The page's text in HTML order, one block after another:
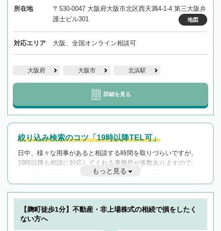
所在地
〒530-0047 大阪府大阪市北区西天満4-1-4 第三大阪弁
護士ビル301
地図
対応エリア 大阪、全国オンライン相談可
大阪府 大阪市 北浜駅
詳細を見る
絞り込み検索のコツ「19時以降TEL可」
日中、様々な用事があると相談する時間を取りづらいですが、
19時以降も相談に対応してくれる事務所が多数ありますので、
遅い時間の相談が増えそうな場合はそのような事務所に絞り込
んで検索してみましょう。
19時以降TEL可の条件
を加えて再検索
もっと見る
【麹町徒歩1分】不動産・非上場株式の相続で損をしたく
ない方へ